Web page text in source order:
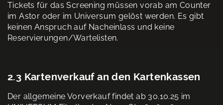
Tickets für das Screening müssen vorab am Counter
im Astor oder im Universum gelöst werden. Es gibt
keinen Anspruch auf Nacheinlass und keine
Reservierungen/Wartelisten.
2.3 Kartenverkauf an den Kartenkassen
Der allgemeine Vorverkauf findet ab 30.10.25 im